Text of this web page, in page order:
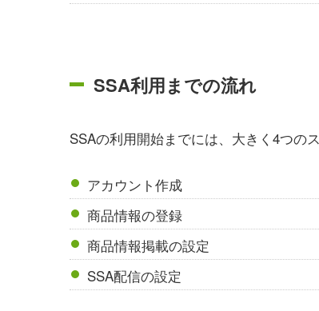
SSA利用までの流れ
SSAの利用開始までには、大きく4つの
アカウント作成
商品情報の登録
商品情報掲載の設定
SSA配信の設定